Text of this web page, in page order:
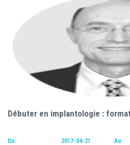
Débuter en implantologie :
Du: 2017-04-21 Au: